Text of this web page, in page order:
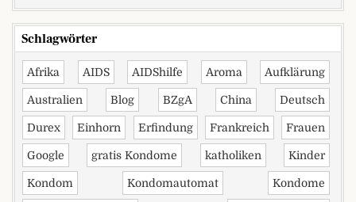
Schlagwörter
Afrika AIDS AIDShilfe Aroma Aufklärung
Australien Blog BZgA China Deutsch
Durex Einhorn Erfindung Frankreich Frauen
Google gratis Kondome katholiken Kinder
Kondom Kondomautomat Kondome